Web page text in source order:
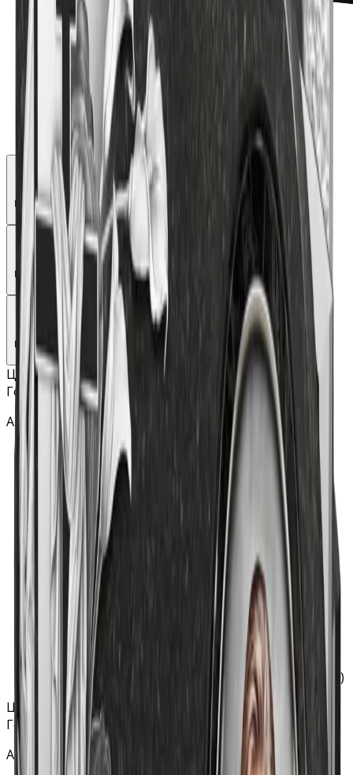
Цветник
Горизонтальный памятник «Телевизор»
Артикул - Г02-03
Качество гранита: высшее
Гарантия на материал: 40 лет.
Гарантия на установку 3 года.
Полировка: бесплатно (все стороны)
Хранение на складе: бесплатно
Специальное защитное покрытие гравировки:
бесплатно
В стоимость гравировки на станке ФИО и дат
включено любое количество символов
В стоимость гравировки портрета входит
обработка, ретушь и подготовка фотографии.
Гравировка дополнительных изображений на
станке включает в себя любое количество
изображений (фон, эпитафия, свеча, цветы и т.п.)
Цветник
Горизонтальный памятник «Телевизор»
Артикул - Г02-03